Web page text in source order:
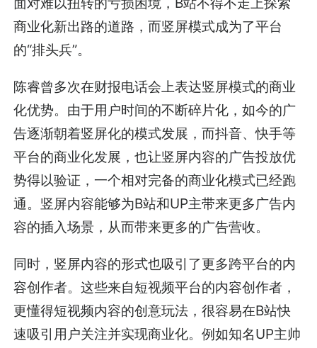
商业化新出路的道路，而竖屏模式成为了平台
的“排头兵”。
陈睿曾多次在财报电话会上表达竖屏模式的商业
化优势。由于用户时间的不断碎片化，如今的广
告逐渐朝着竖屏化的模式发展，而抖音、快手等
平台的商业化发展，也让竖屏内容的广告投放优
势得以验证，一个相对完备的商业化模式已经跑
通。竖屏内容能够为B站和UP主带来更多广告内
容的插入场景，从而带来更多的广告营收。
同时，竖屏内容的形式也吸引了更多跨平台的内
容创作者。这些来自短视频平台的内容创作者，
更懂得短视频内容的创意玩法，很容易在B站快
速吸引用户关注并实现商业化。例如知名UP主帅